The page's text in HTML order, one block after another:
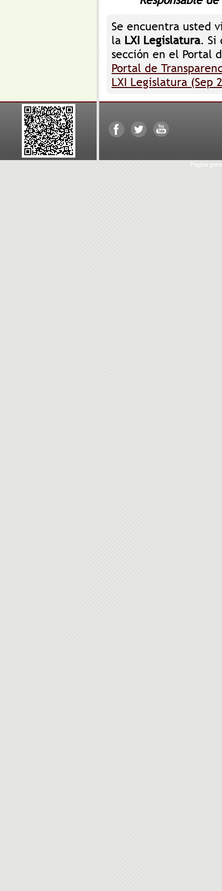
Se encuentra usted
la LXI Legislatura. Si
sección en el Portal
Portal de
LXI Legislatura (Sep
Página